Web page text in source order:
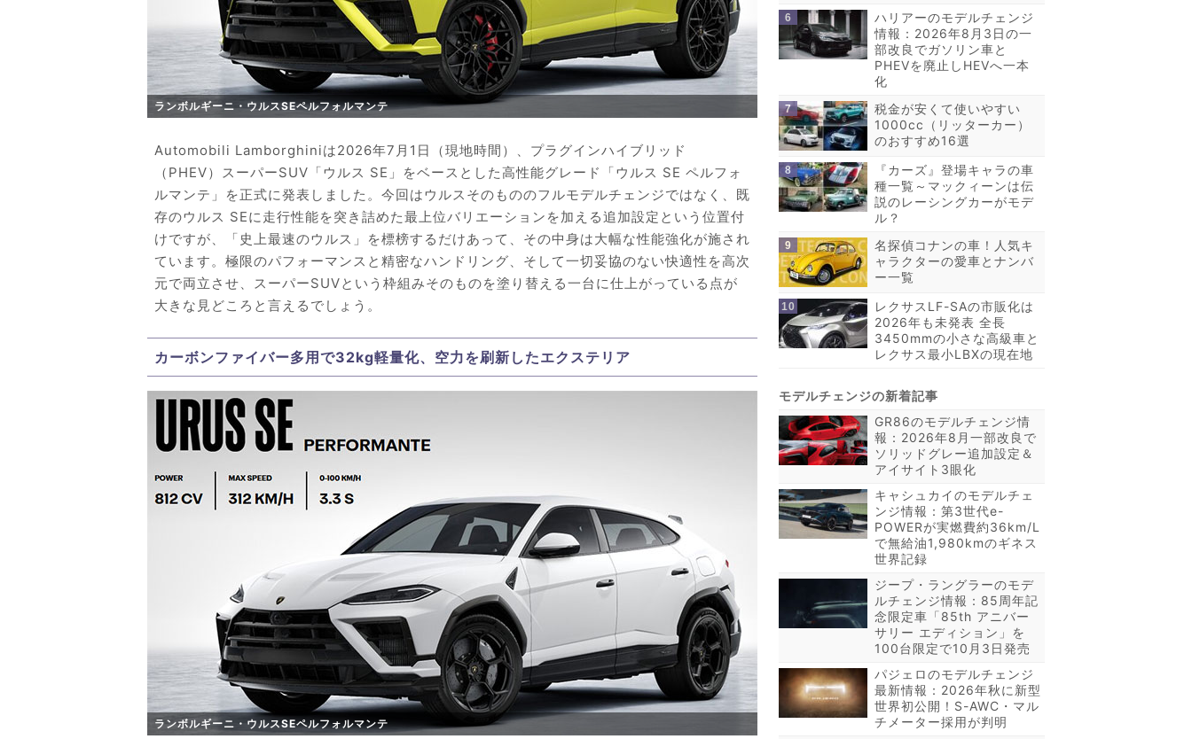
ランボルギーニ・ウルスSEペルフォルマンテ
Automobili Lamborghiniは2026年7月1日（現地時間）、プラグインハイブリッド
（PHEV）スーパーSUV「ウルス SE」をベースとした高性能グレード「ウルス SE ペルフォ
ルマンテ」を正式に発表しました。今回はウルスそのもののフルモデルチェンジではなく、既
存のウルス SEに走行性能を突き詰めた最上位バリエーションを加える追加設定という位置付
けですが、「史上最速のウルス」を標榜するだけあって、その中身は大幅な性能強化が施され
ています。極限のパフォーマンスと精密なハンドリング、そして一切妥協のない快適性を高次
元で両立させ、スーパーSUVという枠組みそのものを塗り替える一台に仕上がっている点が
大きな見どころと言えるでしょう。
カーボンファイバー多用で32kg軽量化、空力を刷新したエクステリア
ランボルギーニ・ウルスSEペルフォルマンテ
ハリアーのモデルチェンジ
情報：2026年8月3日の一
部改良でガソリン車と
PHEVを廃止しHEVへ一本
化
税金が安くて使いやすい
1000cc（リッターカー）
のおすすめ16選
『カーズ』登場キャラの車
種一覧～マックィーンは伝
説のレーシングカーがモデ
ル？
名探偵コナンの車！人気キ
ャラクターの愛車とナンバ
ー一覧
レクサスLF-SAの市販化は
2026年も未発表 全長
3450mmの小さな高級車と
レクサス最小LBXの現在地
GR86のモデルチェンジ情
報：2026年8月一部改良で
ソリッドグレー追加設定＆
アイサイト3眼化
キャシュカイのモデルチェ
ンジ情報：第3世代e-
POWERが実燃費約36km/L
で無給油1,980kmのギネス
世界記録
ジープ・ラングラーのモデ
ルチェンジ情報：85周年記
念限定車「85th アニバー
サリー エディション」を
100台限定で10月3日発売
パジェロのモデルチェンジ
最新情報：2026年秋に新型
世界初公開！S-AWC・マル
チメーター採用が判明